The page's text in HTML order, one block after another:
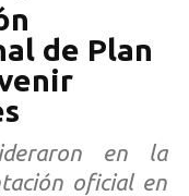
de Plan
en la
oficial en